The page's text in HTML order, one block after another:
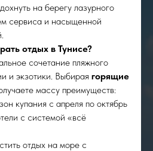
на берегу лазурного
сервиса и насыщенной
отдых в Тунисе?
сочетание пляжного
и экзотики. Выбирая горящие
массу преимуществ:
купания с апреля по октябрь
с системой «всё
отдых на море с